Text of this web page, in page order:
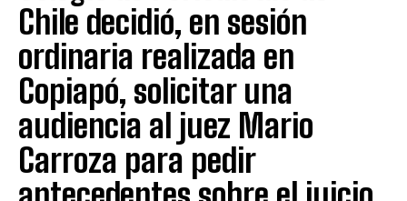
Chile decidió, en sesión
ordinaria realizada en
Copiapó, solicitar una
audiencia al juez Mario
Carroza para pedir